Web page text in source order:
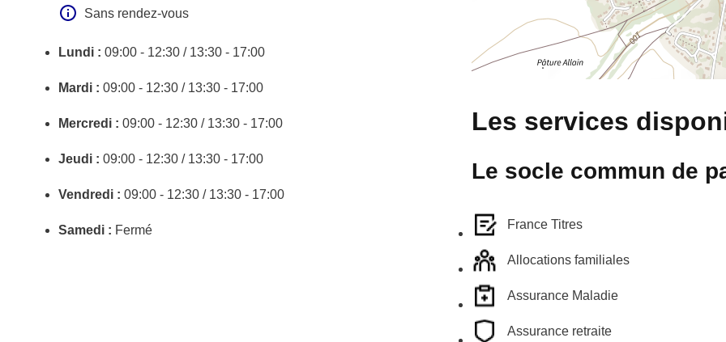
Sans rendez-vous
Lundi : 09:00 - 12:30 / 13:30 - 17:00
Mardi : 09:00 - 12:30 / 13:30 - 17:00
Mercredi : 09:00 - 12:30 / 13:30 - 17:00
Jeudi : 09:00 - 12:30 / 13:30 - 17:00
Vendredi : 09:00 - 12:30 / 13:30 - 17:00
Samedi : Fermé
Les services
Le socle commun de
France Titres
Allocations familiales
Assurance Maladie
Assurance retraite